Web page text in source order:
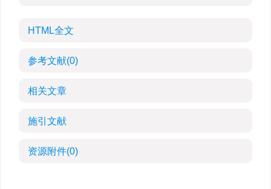
HTML全文
参考文献(0)
相关文章
施引文献
资源附件(0)